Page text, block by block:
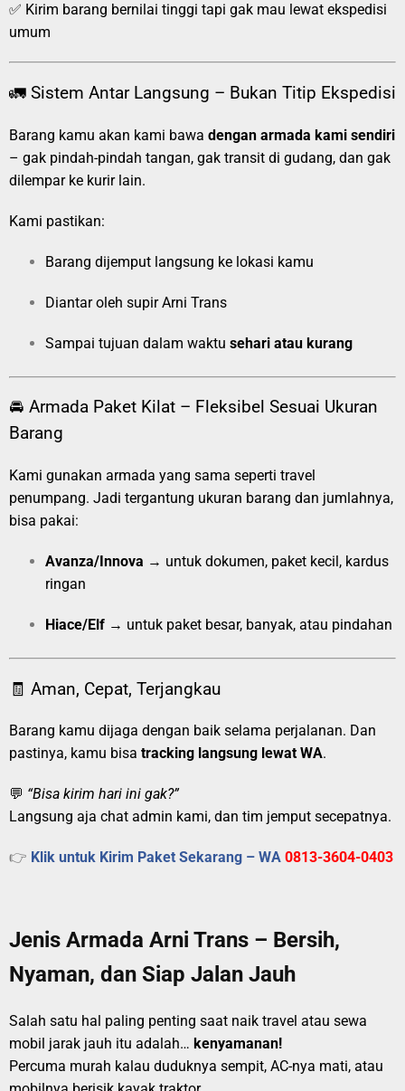
✅ Kirim barang bernilai tinggi tapi gak mau lewat ekspedisi
umum
🚛 Sistem Antar Langsung – Bukan Titip Ekspedisi
Barang kamu akan kami bawa dengan armada kami sendiri
– gak pindah-pindah tangan, gak transit di gudang, dan gak
dilempar ke kurir lain.
Kami pastikan:
Barang dijemput langsung ke lokasi kamu
Diantar oleh supir Arni Trans
Sampai tujuan dalam waktu sehari atau kurang
🚘 Armada Paket Kilat – Fleksibel Sesuai Ukuran
Barang
Kami gunakan armada yang sama seperti travel
penumpang. Jadi tergantung ukuran barang dan jumlahnya,
bisa pakai:
Avanza/Innova → untuk dokumen, paket kecil, kardus
ringan
Hiace/Elf → untuk paket besar, banyak, atau pindahan
🧾 Aman, Cepat, Terjangkau
Barang kamu dijaga dengan baik selama perjalanan. Dan
pastinya, kamu bisa tracking langsung lewat WA.
💬 “Bisa kirim hari ini gak?”
Langsung aja chat admin kami, dan tim jemput secepatnya.
👉 Klik untuk Kirim Paket Sekarang – WA 0813-3604-0403
Jenis Armada Arni Trans – Bersih,
Nyaman, dan Siap Jalan Jauh
Salah satu hal paling penting saat naik travel atau sewa
mobil jarak jauh itu adalah… kenyamanan!
Percuma murah kalau duduknya sempit, AC-nya mati, atau